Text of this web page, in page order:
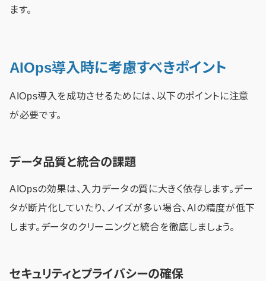
ます。
AIOps導入時に考慮すべきポイント
AIOps導入を成功させるためには、以下のポイントに注意
が必要です。
データ品質と統合の課題
AIOpsの効果は、入力データの質に大きく依存します。デー
タが断片化していたり、ノイズが多い場合、AIの精度が低下
します。データのクリーニングと統合を徹底しましょう。
セキュリティとプライバシーの確保